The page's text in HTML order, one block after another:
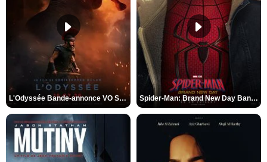
L'Odyssée Bande-annonce VO STFR Spider-Man: Brand New Day Bande-annonce VO STFR